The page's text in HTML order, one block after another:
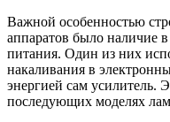
Важной особенностью
аппаратов было наличие
питания. Один из них
накаливания в
энергией сам усилитель.
последующих моделях